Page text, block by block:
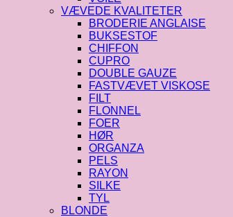
VÆVEDE KVALITETER
BRODERIE ANGLAISE
BUKSESTOF
CHIFFON
CUPRO
DOUBLE GAUZE
FASTVÆVET VISKOSE
FILT
FLONNEL
FOER
HØR
ORGANZA
PELS
RAYON
SILKE
TYL
BLONDE